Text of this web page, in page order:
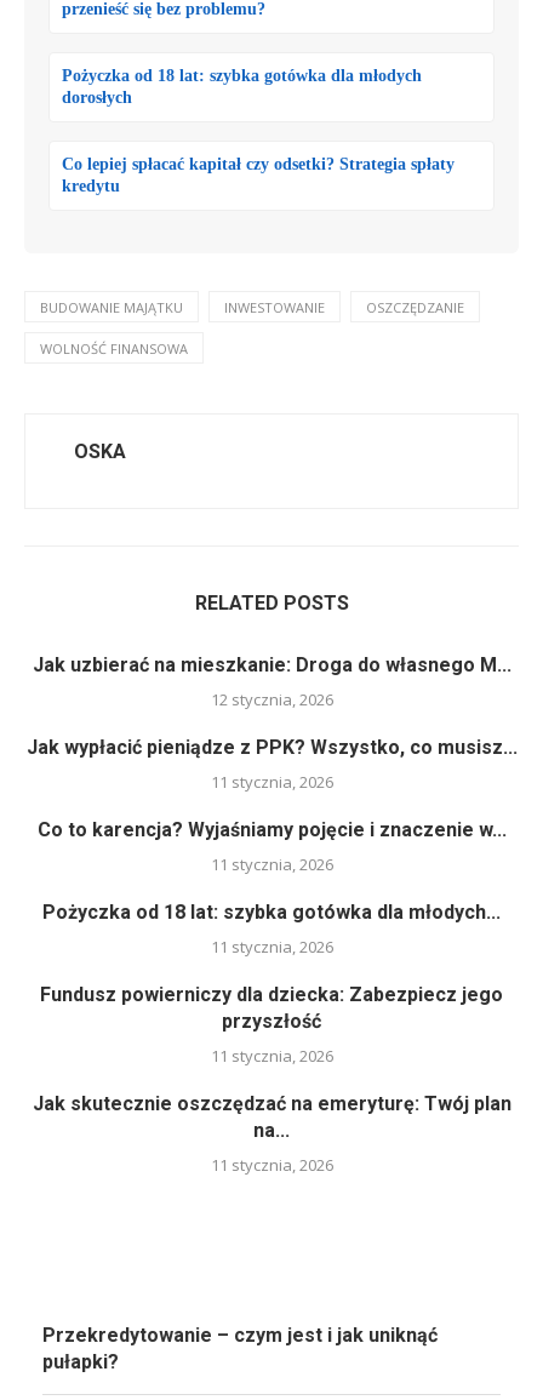
przenieść się bez problemu?
Pożyczka od 18 lat: szybka gotówka dla młodych
dorosłych
Co lepiej spłacać kapitał czy odsetki? Strategia spłaty
kredytu
BUDOWANIE MAJĄTKU INWESTOWANIE OSZCZĘDZANIE
WOLNOŚĆ FINANSOWA
OSKA
RELATED POSTS
Jak uzbierać na mieszkanie: Droga do własnego M...
12 stycznia, 2026
Jak wypłacić pieniądze z PPK? Wszystko, co musisz...
11 stycznia, 2026
Co to karencja? Wyjaśniamy pojęcie i znaczenie w...
11 stycznia, 2026
Pożyczka od 18 lat: szybka gotówka dla młodych...
11 stycznia, 2026
Fundusz powierniczy dla dziecka: Zabezpiecz jego
przyszłość
11 stycznia, 2026
Jak skutecznie oszczędzać na emeryturę: Twój plan
na...
11 stycznia, 2026
Przekredytowanie – czym jest i jak uniknąć
pułapki?